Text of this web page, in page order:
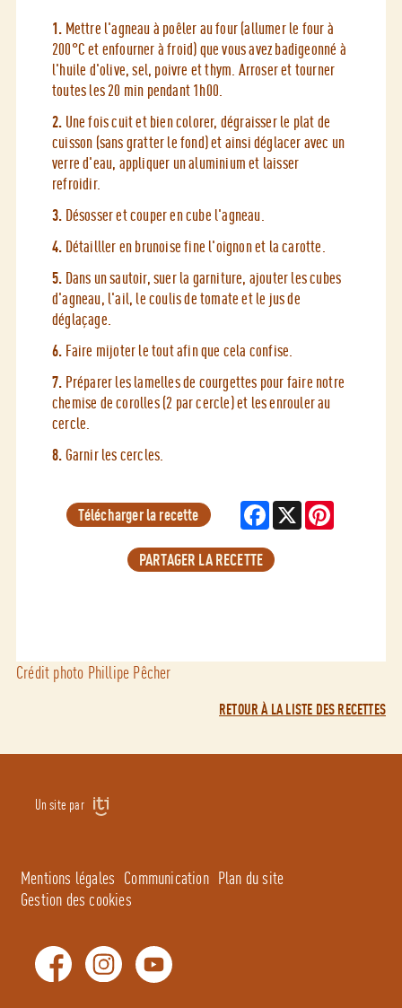
1. Mettre l'agneau à poêler au four (allumer le four à
200°C et enfourner à froid) que vous avez badigeonné à
l'huile d'olive, sel, poivre et thym. Arroser et tourner
toutes les 20 min pendant 1h00.
2. Une fois cuit et bien colorer, dégraisser le plat de
cuisson (sans gratter le fond) et ainsi déglacer avec un
verre d'eau, appliquer un aluminium et laisser
refroidir.
3. Désosser et couper en cube l'agneau.
4. Détailller en brunoise fine l'oignon et la carotte.
5. Dans un sautoir, suer la garniture, ajouter les cubes
d'agneau, l'ail, le coulis de tomate et le jus de
déglaçage.
6. Faire mijoter le tout afin que cela confise.
7. Préparer les lamelles de courgettes pour faire notre
chemise de corolles (2 par cercle) et les enrouler au
cercle.
8.Garnir les cercles.
Télécharger la recette Facebook
PARTAGER LA RECETTE
Crédit photo Phillipe Pêcher
RETOUR À LA LISTE DES RECETTES
Un site par
Mentions légales Communication Plan du site
Gestion des cookies